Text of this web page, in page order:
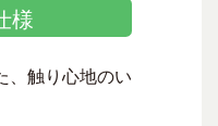
様
、触り心地のい